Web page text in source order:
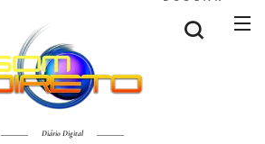
Diário Digital